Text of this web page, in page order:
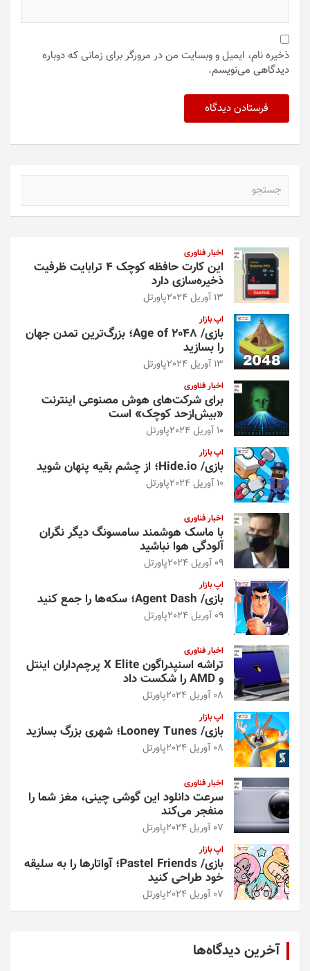
ذخیره نام، ایمیل و وبسایت من در مرورگر برای زمانی که دوباره
دیدگاهی می‌نویسم.
اخبار فناوری
این کارت حافظه کوچک ۴ ترابایت ظرفیت
ذخیره‌سازی دارد
13 آوریل 2024 پاورتل
اپ بازار
بازی/ Age of 2048؛ بزرگ‌ترین تمدن جهان
را بسازید
13 آوریل 2024 پاورتل
اخبار فناوری
برای شرکت‌های هوش مصنوعی اینترنت
«بیش‌از‌حد کوچک» است
10 آوریل 2024 پاورتل
اپ بازار
بازی/ Hide.io؛ از چشم بقیه پنهان شوید
10 آوریل 2024 پاورتل
اخبار فناوری
با ماسک هوشمند سامسونگ دیگر نگران
آلودگی هوا نباشید
09 آوریل 2024 پاورتل
اپ بازار
بازی/ Agent Dash؛ سکه‌ها را جمع کنید
09 آوریل 2024 پاورتل
اخبار فناوری
تراشه اسنپدراگون X Elite پرچم‌داران اینتل
و AMD را شکست داد
08 آوریل 2024 پاورتل
اپ بازار
بازی/ Looney Tunes؛ شهری بزرگ بسازید
08 آوریل 2024 پاورتل
اخبار فناوری
سرعت دانلود این گوشی چینی، مغز شما را
منفجر می‌کند
07 آوریل 2024 پاورتل
اپ بازار
بازی/ Pastel Friends؛ آواتارها را به سلیقه
خود طراحی کنید
07 آوریل 2024 پاورتل
آخرین دیدگاه‌ها